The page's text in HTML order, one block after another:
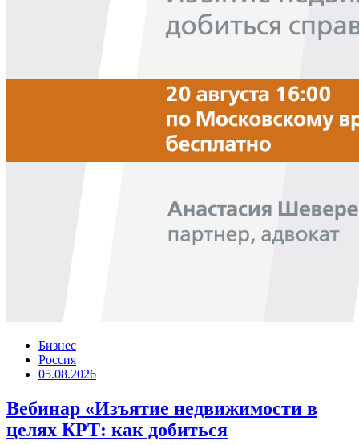
Бизнес
Россия
05.08.2026
Вебинар «Изъятие недвижимости в
целях КРТ: как добиться